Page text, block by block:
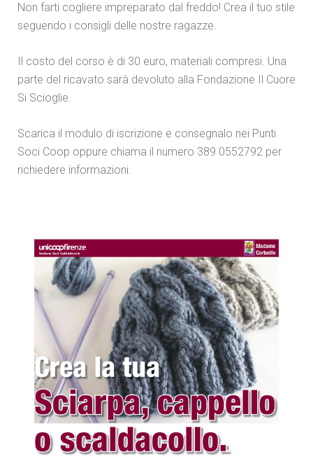
Non farti cogliere impreparato dal freddo! Crea il tuo stile
seguendo i consigli delle nostre ragazze.
Il costo del corso è di 30 euro, materiali compresi. Una
parte del ricavato sarà devoluto alla Fondazione Il Cuore
Si Scioglie.
Scarica il modulo di iscrizione e consegnalo nei Punti
Soci Coop oppure chiama il numero 389 0552792 per
richiedere informazioni.